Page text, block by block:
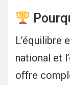
L’équilibre
national et
offre